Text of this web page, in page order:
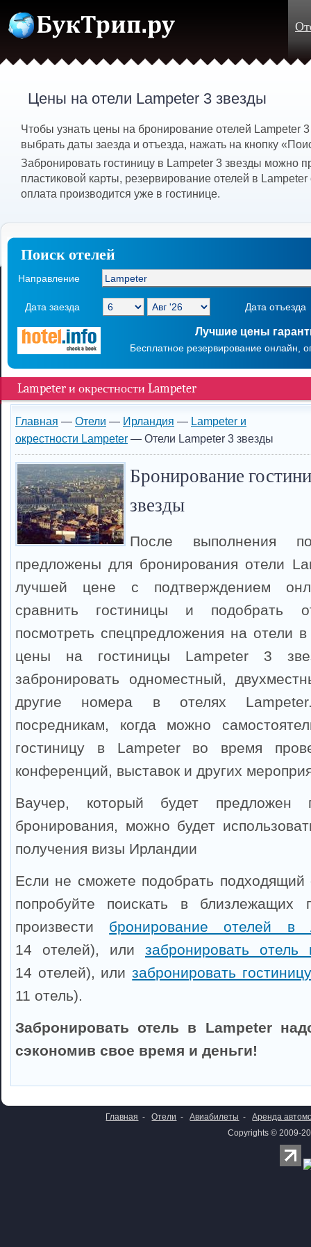
Цены на отели Lampeter 3 звезды
Чтобы узнать цены на бронирование отелей Lampeter
выбрать даты заезда и отъезда, нажать на кнопку
Забронировать гостиницу в Lampeter 3 звезды можно
пластиковой карты, резервирование отелей в
оплата производится уже в гостинице.
Поиск отелей
Направление
Дата заезда Дата отъезда
Лучшие цены
Бесплатное резервирование онлайн,
Lampeter и окрестности Lampeter
Главная — Отели — Ирландия — Lampeter и
окрестности Lampeter — Отели Lampeter 3 звезды
Бронирование
звезды
После выполнения
предложены для бронирования отели
лучшей цене с подтверждением
сравнить гостиницы и подобрать
посмотреть спецпредложения на отели
цены на гостиницы Lampeter 3
забронировать одноместный,
другие номера в отелях
посредникам, когда можно
гостиницу в Lampeter во время
конференций, выставок и других
Ваучер, который будет предложен
бронирования, можно будет
получения визы Ирландии
Если не сможете подобрать подходящий
попробуйте поискать в близлежащих
произвести бронирование отелей в
14 отелей), или забронировать отель
14 отелей), илизабронировать
11 отель).
Забронировать отель в Lampeter
сэкономив свое время и деньги!
Главная - Отели - Авиабилеты -
Аренда
Copyrights © 2009-